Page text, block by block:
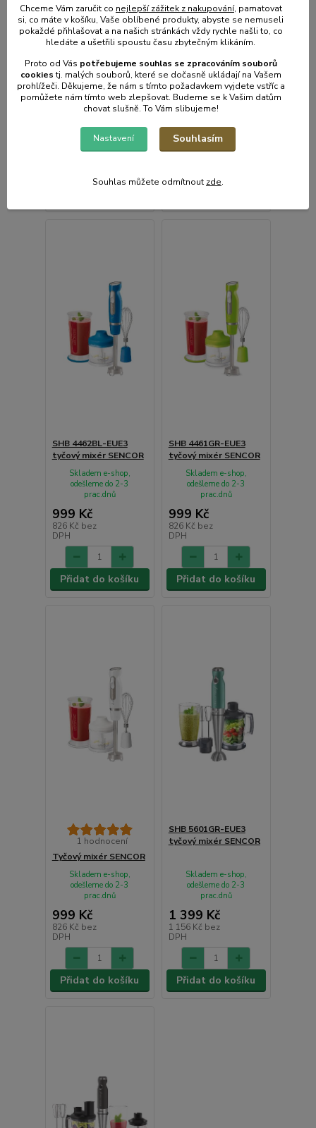
SHB 4464RD-EUE3
tyčový mixér SENCOR
999 Kč
bez
Skladem e-shop,
odešleme do 2-3
prac.dnů
SHB 4463OR-EUE3
tyčový mixér SENCOR
999 Kč
826 Kčbez
DPH
Skladem e-shop,
odešleme do 2-3
prac.dnů
SHB 4462BL-EUE3
tyčový mixér SENCOR
999 Kč
826 Kč bez
DPH
Skladem e-shop,
odešleme do 2-3
prac.dnů
Přidat do košíku
SHB 4461GR-EUE3
tyčový mixér SENCOR
999 Kč
826 Kč bez
DPH
Skladem e-shop,
odešleme do 2-3
prac.dnů
Přidat do košíku
1 hodnocení
Tyčový mixér SENCOR
999 Kč
826 Kč bez
DPH
Skladem e-shop,
odešleme do 2-3
prac.dnů
Přidat do košíku
SHB 5601GR-EUE3
tyčový mixér SENCOR
1 399 Kč
1 156 Kč bez
DPH
Skladem e-shop,
odešleme do 2-3
prac.dnů
Přidat do košíku
Chceme Vám zaručit co nejlepší zážitek z nakupování, pamatovat
si, co máte v košíku, Vaše oblíbené produkty, abyste se nemuseli
pokaždé přihlašovat a na našich stránkách vždy rychle našli to, co
hledáte a ušetřili spoustu času zbytečným klikáním.
Proto od Vás potřebujeme souhlas se zpracováním souborů
cookiestj. malých souborů, které se dočasně ukládají na Vašem
prohlížeči. Děkujeme, že nám s tímto požadavkem vyjdete vstříc a
pomůžete nám tímto web zlepšovat. Budeme se k Vašim datům
chovat slušně. To Vám slibujeme!
Nastavení Souhlasím
Souhlas můžete odmítnout zde.